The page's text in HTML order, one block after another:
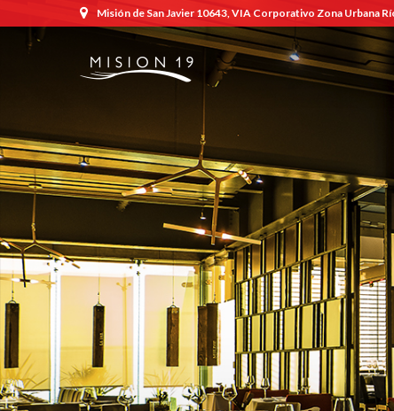
Misión de San Javier 10643, VIA Corporativo Zona Urbana